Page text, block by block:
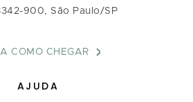
900, São Paulo/SP
COMO CHEGAR
AJUDA